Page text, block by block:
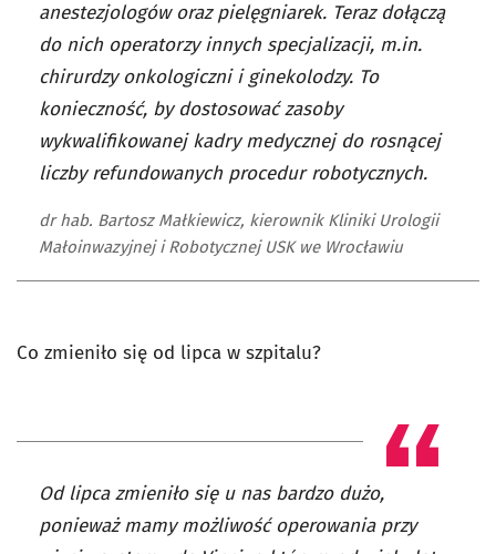
anestezjologów oraz pielęgniarek. Teraz dołączą
do nich operatorzy innych specjalizacji, m.in.
chirurdzy onkologiczni i ginekolodzy. To
konieczność, by dostosować zasoby
wykwalifikowanej kadry medycznej do rosnącej
liczby refundowanych procedur robotycznych.
dr hab. Bartosz Małkiewicz, kierownik Kliniki Urologii
Małoinwazyjnej i Robotycznej USK we Wrocławiu
Co zmieniło się od lipca w szpitalu?
Od lipca zmieniło się u nas bardzo dużo,
ponieważ mamy możliwość operowania przy